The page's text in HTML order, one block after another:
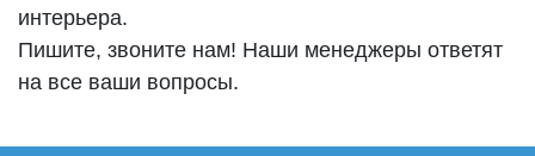
интерьера.
Пишите, звоните нам! Наши менеджеры ответят
на все ваши вопросы.